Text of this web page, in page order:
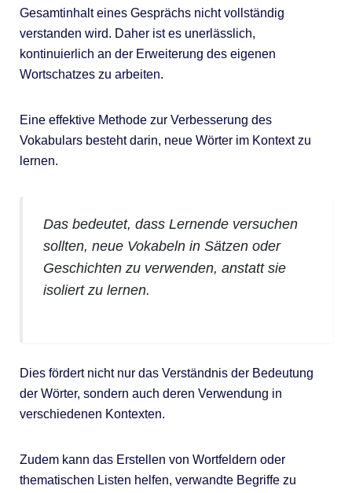
Gesamtinhalt eines Gesprächs nicht vollständig
verstanden wird. Daher ist es unerlässlich,
kontinuierlich an der Erweiterung des eigenen
Wortschatzes zu arbeiten.
Eine effektive Methode zur Verbesserung des
Vokabulars besteht darin, neue Wörter im Kontext zu
lernen.
Das bedeutet, dass Lernende versuchen
sollten, neue Vokabeln in Sätzen oder
Geschichten zu verwenden, anstatt sie
isoliert zu lernen.
Dies fördert nicht nur das Verständnis der Bedeutung
der Wörter, sondern auch deren Verwendung in
verschiedenen Kontexten.
Zudem kann das Erstellen von Wortfeldern oder
thematischen Listen helfen, verwandte Begriffe zu